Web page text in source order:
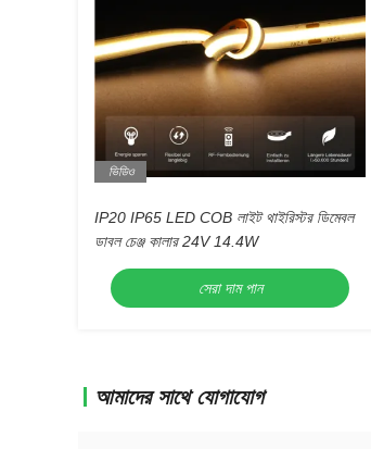
ভিডিও
IP20 IP65 LED COB লাইট থাইরিস্টর ডিমেবল
ডাবল চেঞ্জ কালার 24V 14.4W
সেরা দাম পান
আমাদের সাথে যোগাযোগ